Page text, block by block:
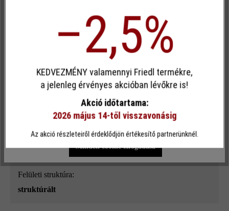
Termékleírás
Különböző hosszúságokban kapható szegélykövet keres? A
Gutshof szegélykő különlegesen szép megoldás! A kövek
roppantottak, így a felületük természetközeli, egyszersmind
modern hatású. Az eltérő hosszúságok kiemelik a
természetességet.
Felületi struktúra:
struktúrált
Egyéni cookie elfogadása
Ez a webhely cookie-kat használ, hogy a lehető legjobb
funkcionalitást kínálja Önnek...További információ
Csak funkcionális cookie elfogadása
Minden cookie elfogadása
–2,5%
KEDVEZMÉNY valamennyi Friedl termékre,
a jelenleg érvényes akcióban lévőkre is!
Akció időtartama:
2026 május 14-től visszavonásig
Az akció részleteiről érdeklődjön értékesítő partnerünknél.